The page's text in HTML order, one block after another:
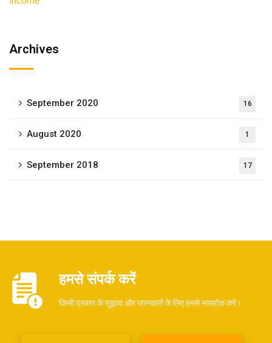
Archives
September 2020 16
August 2020 1
September 2018 17
हमसे संपर्क करें
किसी प्रकार के सुझाव और जानकारी के लिए हमसे साम्रोक करे।